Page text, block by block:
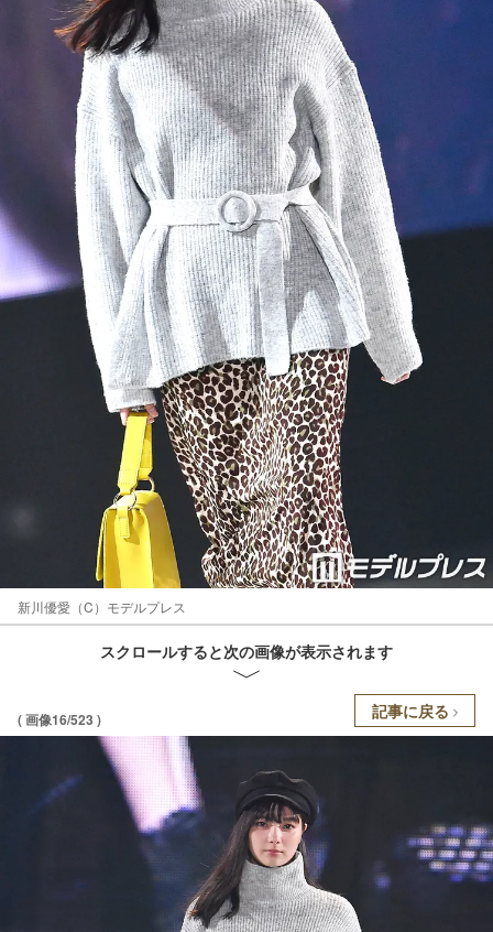
新川優愛（C）モデルプレス
スクロールすると次の画像が表示されます
( 画像16/523 ) 記事に戻る